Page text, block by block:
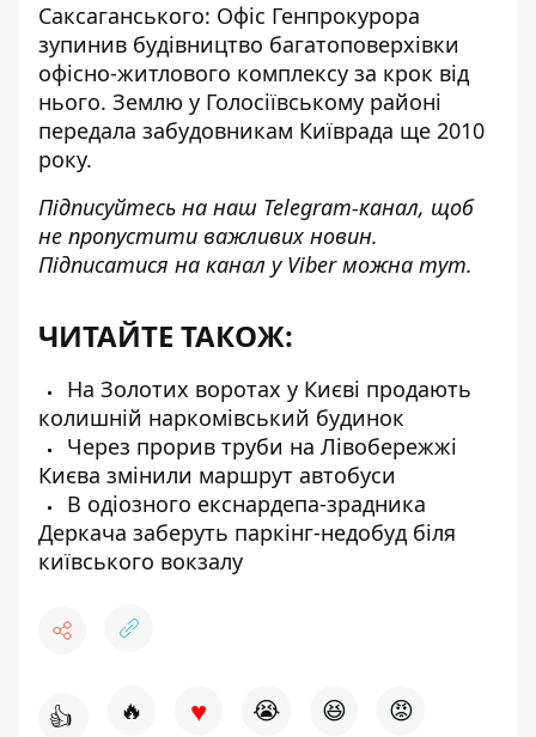
Саксаганського: Офіс Генпрокурора
зупинив будівництво багатоповерхівки
офісно-житлового комплексу за крок від
нього. Землю у Голосіївському районі
передала забудовникам Київрада ще 2010
року.
Підписуйтесь на наш Telegram-канал, щоб
не пропустити важливих новин.
Підписатися на канал у Viber можна тут.
ЧИТАЙТЕ ТАКОЖ:
На Золотих воротах у Києві продають
колишній наркомівський будинок
Через прорив труби на Лівобережжі
Києва змінили маршрут автобуси
В одіозного екснардепа-зрадника
Деркача заберуть паркінг-недобуд біля
київського вокзалу
👍 🔥 ♥ 😭 😆 😡